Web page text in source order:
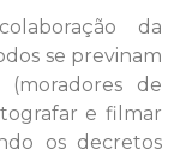
da
se previnam
(moradores de
e filmar
os decretos